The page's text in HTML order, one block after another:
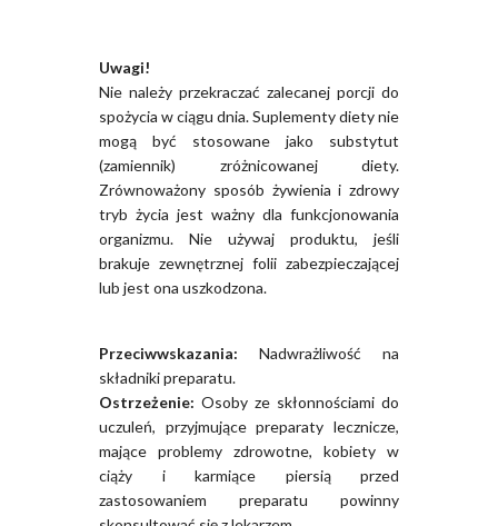
Uwagi!
Nie należy przekraczać zalecanej porcji do
spożycia w ciągu dnia. Suplementy diety nie
mogą być stosowane jako substytut
(zamiennik) zróżnicowanej diety.
Zrównoważony sposób żywienia i zdrowy
tryb życia jest ważny dla funkcjonowania
organizmu. Nie używaj produktu, jeśli
brakuje zewnętrznej folii zabezpieczającej
lub jest ona uszkodzona.
Przeciwwskazania: Nadwrażliwość na
składniki preparatu.
Ostrzeżenie: Osoby ze skłonnościami do
uczuleń, przyjmujące preparaty lecznicze,
mające problemy zdrowotne, kobiety w
ciąży i karmiące piersią przed
zastosowaniem preparatu powinny